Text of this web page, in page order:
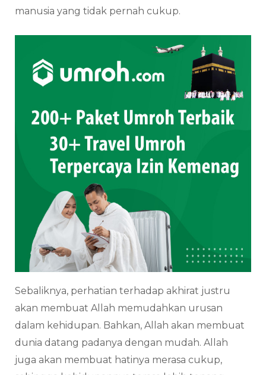
manusia yang tidak pernah cukup.
Sebaliknya, perhatian terhadap akhirat justru
akan membuat Allah memudahkan urusan
dalam kehidupan. Bahkan, Allah akan membuat
dunia datang padanya dengan mudah. Allah
juga akan membuat hatinya merasa cukup,